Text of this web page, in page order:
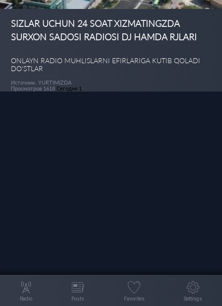
SIZLAR UCHUN 24 SOAT XIZMATINGZDA
SURXON SADOSI RADIOSI DJ HAMDA RJLARI
ONLAYN RADIO MUHLISLARNI EFIRLARIGA KUTIB QOLADI
DO'STLAR
Источник: YURTIMIZDA
Просмотров 1618 Сегодня 1
Radio Posts Favorites Settings